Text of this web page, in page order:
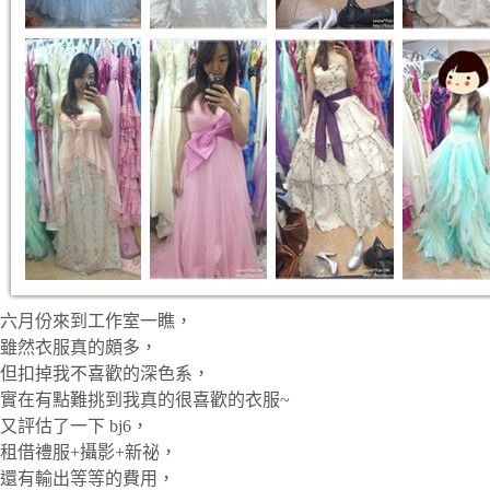
六月份來到工作室一瞧，
雖然衣服真的頗多，
但扣掉我不喜歡的深色系，
實在有點難挑到我真的很喜歡的衣服~
又評估了一下 bj6，
租借禮服+攝影+新祕，
還有輸出等等的費用，